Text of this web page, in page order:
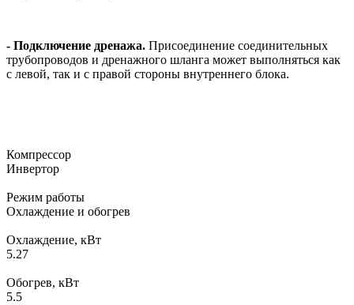
- Подключение дренажа. Присоединение соединительных
трубопроводов и дренажного шланга может выполняться как
с левой, так и с правой стороны внутреннего блока.
Компрессор
Инвертор
Режим работы
Охлаждение и обогрев
Охлаждение, кВт
5.27
Обогрев, кВт
5.5